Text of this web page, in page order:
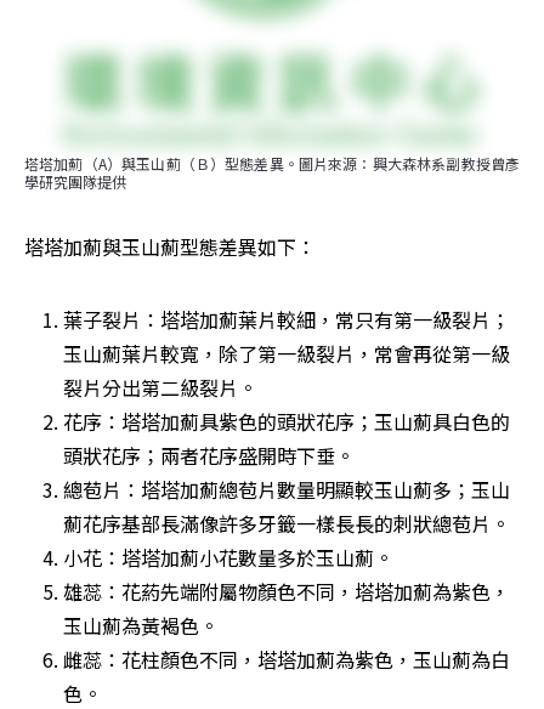
塔塔加薊（A）與玉山薊（Ｂ）型態差異。圖片來源：興大森林系副教授曾彥
學研究團隊提供
塔塔加薊與玉山薊型態差異如下：
葉子裂片：塔塔加薊葉片較細，常只有第一級裂片；
玉山薊葉片較寬，除了第一級裂片，常會再從第一級
裂片分出第二級裂片。
花序：塔塔加薊具紫色的頭狀花序；玉山薊具白色的
頭狀花序；兩者花序盛開時下垂。
總苞片：塔塔加薊總苞片數量明顯較玉山薊多；玉山
薊花序基部長滿像許多牙籤一樣長長的刺狀總苞片。
小花：塔塔加薊小花數量多於玉山薊。
雄蕊：花葯先端附屬物顏色不同，塔塔加薊為紫色，
玉山薊為黃褐色。
雌蕊：花柱顏色不同，塔塔加薊為紫色，玉山薊為白
色。